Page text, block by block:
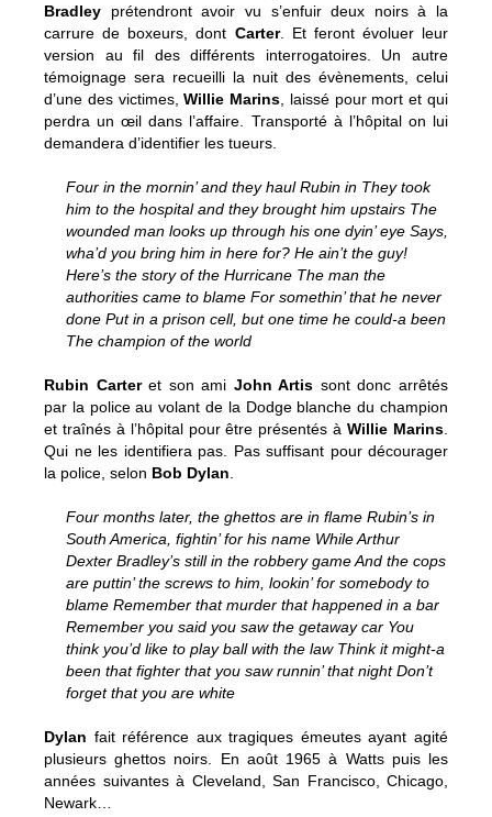
Bradley prétendront avoir vu s’enfuir deux noirs à la
carrure de boxeurs, dont Carter. Et feront évoluer leur
version au fil des différents interrogatoires. Un autre
témoignage sera recueilli la nuit des évènements, celui
d’une des victimes,Willie Marins, laissé pour mort et qui
perdra un œil dans l’affaire. Transporté à l’hôpital on lui
demandera d’identifier les tueurs.
Four in the mornin’ and they haul Rubin in They took
him to the hospital and they brought him upstairs The
wounded man looks up through his one dyin’ eye Says,
wha’d you bring him in here for? He ain’t the guy!
Here’s the story of the Hurricane The man the
authorities came to blame For somethin’ that he never
done Put in a prison cell, but one time he could-a been
The champion of the world
Rubin Carteret son ami John Artis sont donc arrêtés
par la police au volant de la Dodge blanche du champion
et traînés à l’hôpital pour être présentés àWillie Marins.
Qui ne les identifiera pas. Pas suffisant pour décourager
la police, selon Bob Dylan.
Four months later, the ghettos are in flame Rubin’s in
South America, fightin’ for his name While Arthur
Dexter Bradley’s still in the robbery game And the cops
are puttin’ the screws to him, lookin’ for somebody to
blame Remember that murder that happened in a bar
Remember you said you saw the getaway car You
think you’d like to play ball with the law Think it might-a
been that fighter that you saw runnin’ that night Don’t
forget that you are white
Dylan fait référence aux tragiques émeutes ayant agité
plusieurs ghettos noirs. En août 1965 à Watts puis les
années suivantes à Cleveland, San Francisco, Chicago,
Newark…